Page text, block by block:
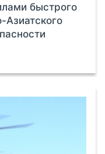
быстрого
Азиатского